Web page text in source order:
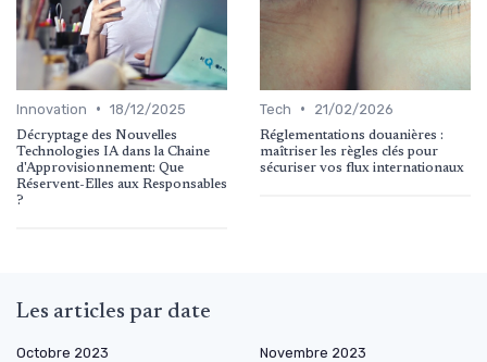
Innovation • 18/12/2025
Décryptage des Nouvelles
Technologies IA dans la Chaine
d'Approvisionnement: Que
Réservent-Elles aux Responsables
?
Tech • 21/02/2026
Réglementations douanières :
maîtriser les règles clés pour
sécuriser vos flux internationaux
Les articles par date
Octobre 2023
Novembre 2023